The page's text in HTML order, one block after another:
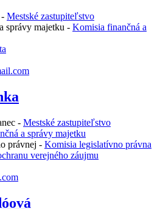
Mestské zastupiteľstvo
správy majetku - Komisia finančná a
- Mestské zastupiteľstvo
a správy majetku
právnej - Komisia legislatívno právna
verejného záujmu